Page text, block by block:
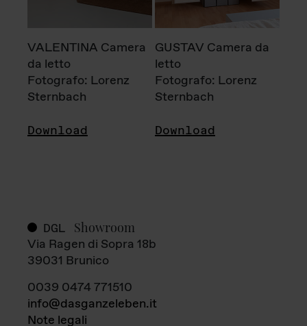
VALENTINA Camera
da letto
Fotografo: Lorenz
Sternbach
Download
GUSTAV Camera da
letto
Fotografo: Lorenz
Sternbach
Download
DGL Showroom
Via Ragen di Sopra 18b
39031 Brunico
0039 0474 771510
info@dasganzeleben.it
Note legali